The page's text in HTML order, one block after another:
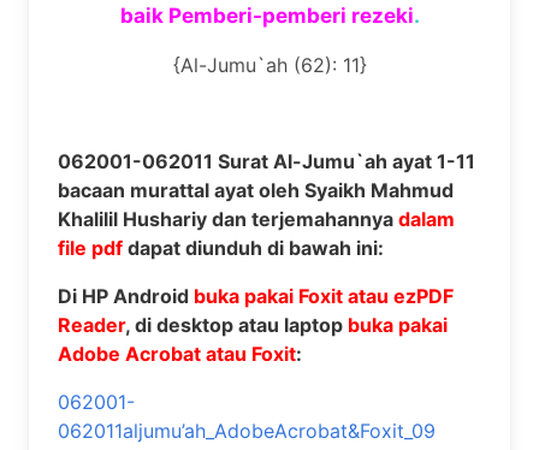
baik Pemberi-pemberi rezeki.
{Al-Jumu`ah (62): 11}
062001-062011 Surat Al-Jumu`ah ayat 1-11
bacaan murattal ayat oleh Syaikh Mahmud
Khalilil Hushariy dan terjemahannya dalam
file pdf dapat diunduh di bawah ini:
Di HP Android buka pakai Foxit atau ezPDF
Reader, di desktop atau laptop buka pakai
Adobe Acrobat atau Foxit:
062001-
062011aljumu’ah_AdobeAcrobat&Foxit_09